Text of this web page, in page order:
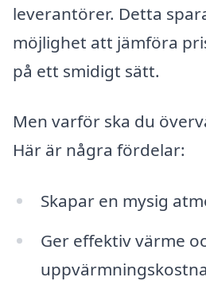
leverantörer. Detta
möjlighet att jämföra
på ett smidigt sätt.
Men varför ska du
Här är några fördelar:
Skapar en mysig
Ger effektiv värme